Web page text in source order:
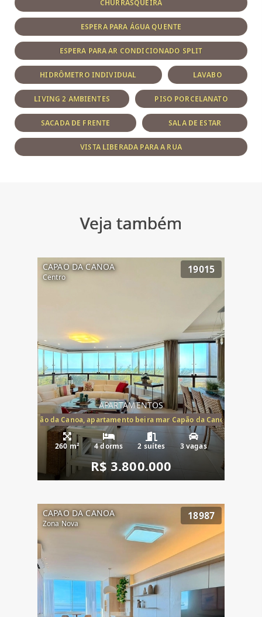
CHURRASQUEIRA
ESPERA PARA ÁGUA QUENTE
ESPERA PARA AR CONDICIONADO SPLIT
HIDRÔMETRO INDIVIDUAL LAVABO
LIVING 2 AMBIENTES PISO PORCELANATO
SACADA DE FRENTE SALA DE ESTAR
VISTA LIBERADA PARA A RUA
Veja também
CAPAO DA CANOA
Centro
19015
APARTAMENTOS
mar Capão da Canoa, apartamento beira mar Capão da Canoa,
260 m² 4 dorms 2 suítes 3 vagas
R$ 3.800.000
CAPAO DA CANOA
Zona Nova
18987